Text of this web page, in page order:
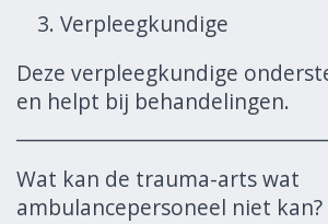
Verpleegkundige
Deze verpleegkundige
en helpt bij behandelingen.
Wat kan de trauma-arts wat
ambulancepersoneel niet kan?